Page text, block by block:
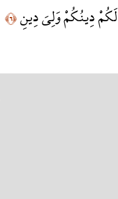
لَكُمْ دِينُكُمْ وَلِيَ دِينِ﴿٦﴾